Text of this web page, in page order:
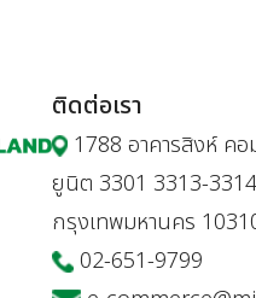
ติดต่อเรา
1788 อาคารสิงห์ ค
ยูนิต 3301 3313-
กรุงเทพมหานคร
02-651-9799